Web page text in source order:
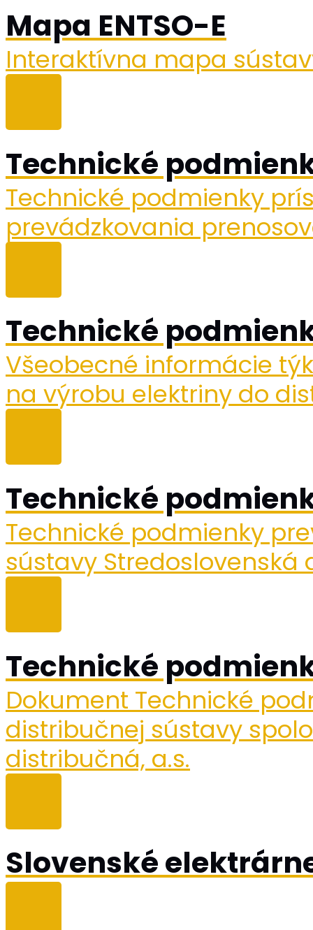
Mapa ENTSO-E
Interaktívna mapa
Technické
Technické podmienky
prevádzkovania
Technické
Všeobecné informácie
na výrobu elektriny do
Technické
Technické podmienky
sústavy Stredoslovenská
Technické
Dokument Technické
distribučnej sústavy
distribučná, a.s.
Slovenské